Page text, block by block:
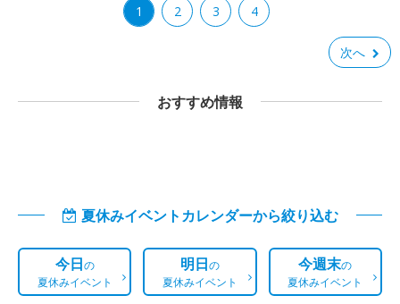
1 2 3 4
次へ
おすすめ情報
夏休みイベントカレンダーから絞り込む
今日の
夏休みイベント
明日の
夏休みイベント
今週末の
夏休みイベント